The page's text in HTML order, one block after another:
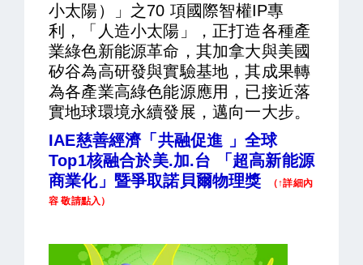
小太陽）」之70 項國際智權IP專
利，「人造小太陽」，正打造各種產
業綠色新能源革命，其加拿大與美國
矽谷為高研發與實驗基地，其成果轉
為各產業高綠色能源應用，已接近落
實地球環境永續發展，邁向一大步。
IAE慈善經濟「共融促進 」全球
Top1核融合於美.加.台 「超高新能源
商業化」暨爭取諾貝爾物理獎
（↑詳細內
容 敬請點入）